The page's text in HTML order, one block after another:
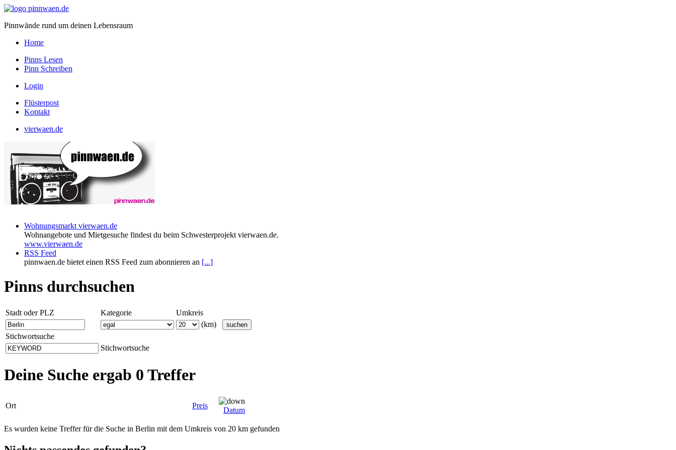
Pinnwände rund um deinen Lebensraum
Home
Pinns Lesen
Pinn Schreiben
Login
Flüsterpost
Kontakt
vierwaen.de
Wohnungsmarkt vierwaen.de
Wohnangebote und Mietgesuche findest du beim Schwesterprojekt vierwaen.de.
www.vierwaen.de
RSS Feed
pinnwaen.de bietet einen RSS Feed zum abonnieren an [...]
Pinns durchsuchen
Stadt oder PLZ Kategorie
Umkreis
(km)
Stichwortsuche
Stichwortsuche
Deine Suche ergab 0 Treffer
Ort Preis
Datum
Es wurden keine Treffer für die Suche in Berlin mit dem Umkreis von 20 km gefunden